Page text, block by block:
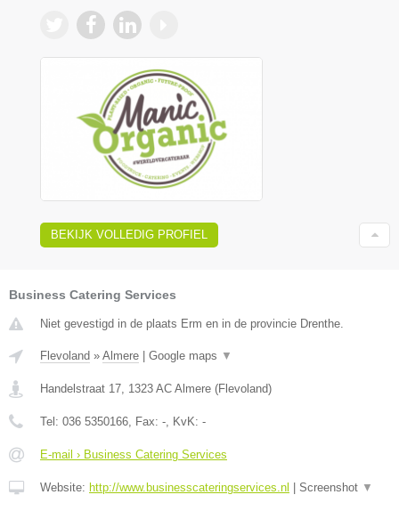
BEKIJK VOLLEDIG PROFIEL
Business Catering Services
Niet gevestigd in de plaats Erm en in de provincie Drenthe.
Flevoland » Almere | Google maps ▼
Handelstraat 17 1323 AC Almere (Flevoland)
Tel: 036 5350166 , Fax: - , KvK: -
E-mail › Business Catering Services
Website: http://www.businesscateringservices.nl | Screenshot ▼